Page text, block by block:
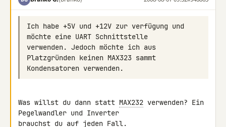
Ich habe +5V und +12V zur verfügung und
verwenden. Jedoch möchte ich aus
Was willst du dann statt MAX232 verwenden? Ein
Pegelwandler und Inverter
brauchst du auf jeden Fall.